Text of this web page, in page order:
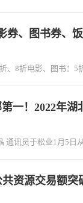
券、图书券、
、8折电影、图书：
一！2022年
通讯员于松业1月5日
资源交易额突